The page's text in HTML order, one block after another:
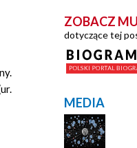
ZOBACZ
dotyczące tej
MEDIA